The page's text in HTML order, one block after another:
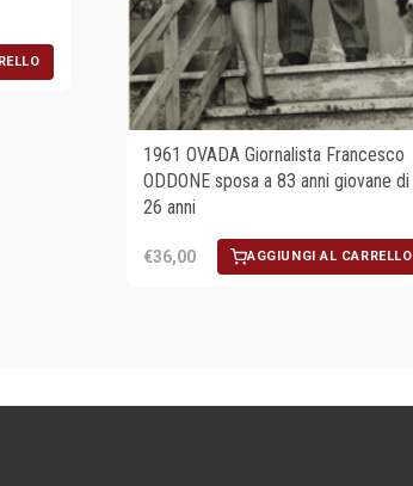
1961 OVADA Giornalista Francesco
ODDONE sposa a 83 anni giovane di
26 anni
€36,00 AGGIUNGI AL CARRELLO